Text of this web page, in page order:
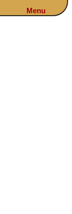
Menu